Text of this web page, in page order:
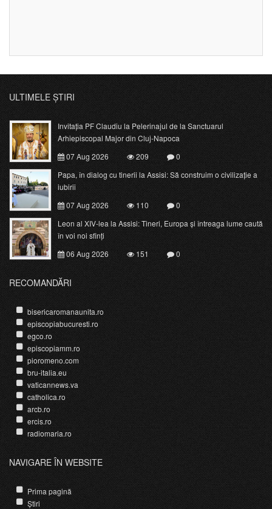
ULTIMELE ȘTIRI
Invitația PF Claudiu la Pelerinajul de la Sanctuarul
Arhiepiscopal Major din Cluj-Napoca
07 Aug 2026
209
0
Papa, în dialog cu tinerii la Assisi: Să construim o civilizație a
iubirii
07 Aug 2026
110
0
Leon al XIV-lea la Assisi: Tineri, Europa și întreaga lume caută
în voi noi sfinți
06 Aug 2026
151 0
RECOMANDĂRI
bisericaromanaunita.ro
episcopiabucuresti.ro
egco.ro
episcopiamm.ro
pioromeno.com
bru-italia.eu
vaticannews.va
catholica.ro
arcb.ro
ercis.ro
radiomaria.ro
NAVIGARE ÎN WEBSITE
Prima pagină
Știri